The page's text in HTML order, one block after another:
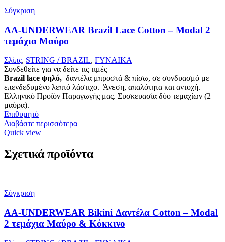
Σύγκριση
AA-UNDERWEAR Brazil Lace Cotton – Modal 2
τεμάχια Μαύρο
Σλίπς, STRING / BRAZIL, ΓΥΝΑΙΚΑ
Συνδεθείτε για να δείτε τις τιμές
Brazil lace ψηλό, δαντέλα μπροστά & πίσω, σε συνδυασμό με
επενδεδυμένο λεπτό λάστιχο. Άνεση, απαλότητα και αντοχή.
Ελληνικό Προϊόν Παραγωγής μας. Συσκευασία δύο τεμαχίων (2
μαύρα).
Επιθυμητό
Διαβάστε περισσότερα
Quick view
Σχετικά προϊόντα
Σύγκριση
AA-UNDERWEAR Bikini Δαντέλα Cotton – Modal
2 τεμάχια Μαύρο & Κόκκινο